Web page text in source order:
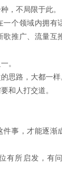
，不局限于此。
一个领域内拥有
歌推广、流量互
。
思路，大都一样
和人打交道。
件事，才能逐渐
有所启发，有